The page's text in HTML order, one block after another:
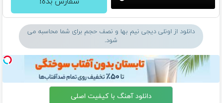
دانلود از اونلی دیجی نیم بها و نصف حجم برای شما محاسبه می
شود.
دانلود آهنگ با کیفیت اصلی